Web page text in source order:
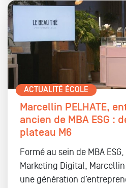
ACTUALITÉ ÉCOLE
Marcellin PELHATE,
ancien de MBA ESG :
plateau M6
Formé au sein de MBA
Marketing Digital, Marcellin
une génération